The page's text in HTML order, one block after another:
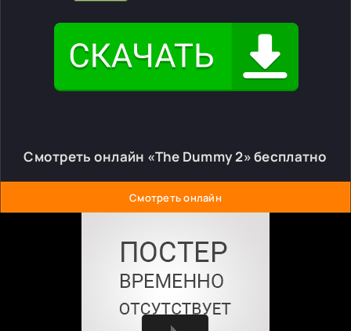
Смотреть онлайн «The Dummy 2» бесплатно
Смотреть онлайн